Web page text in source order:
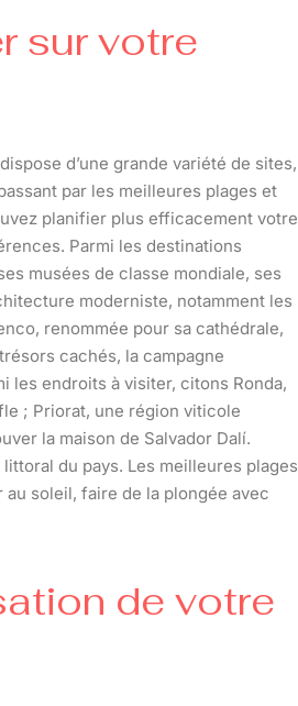
sur votre
d’une grande variété de sites,
par les meilleures plages et
planifier plus efficacement votre
Parmi les destinations
musées de classe mondiale, ses
moderniste, notamment les
renommée pour sa cathédrale,
cachés, la campagne
les endroits à visiter, citons Ronda,
; Priorat, une région viticole
la maison de Salvador Dalí.
du pays. Les meilleures plages
soleil, faire de la plongée avec
de votre